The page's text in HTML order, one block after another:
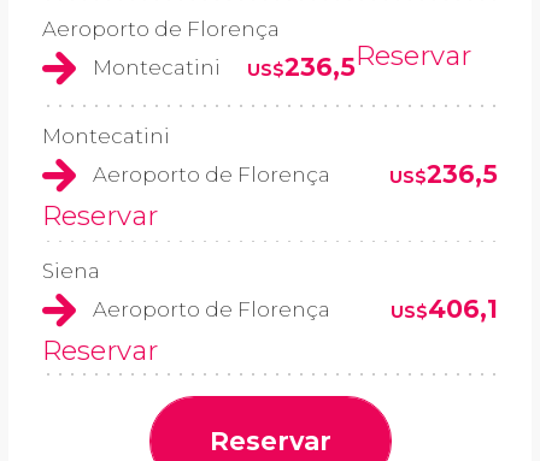
Aeroporto de Florença
Montecatini
US$236,5Reservar
Montecatini
Aeroporto de Florença
US$236,5
Reservar
Siena
Aeroporto de Florença
US$406,1
Reservar
Reservar